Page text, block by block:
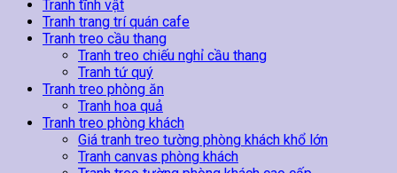
Tranh tĩnh vật
Tranh trang trí quán cafe
Tranh treo cầu thang
Tranh treo chiếu nghỉ cầu thang
Tranh tứ quý
Tranh treo phòng ăn
Tranh hoa quả
Tranh treo phòng khách
Giá tranh treo tường phòng khách khổ lớn
Tranh canvas phòng khách